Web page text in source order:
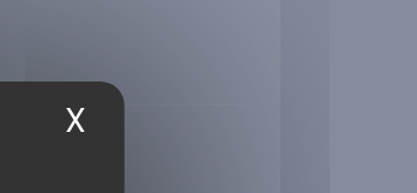
X